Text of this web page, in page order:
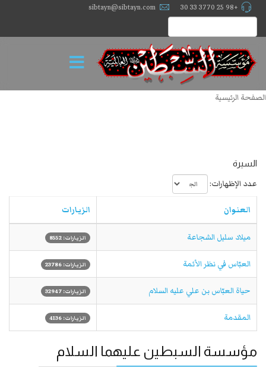
+98 25 3770 33 30
sibtayn@sibtayn.com
الصفحة الرئيسية
السيرة
عدد الإظهارات:
العنوان الزيارات
ميلاد سليل الشجاعة الزيارات: 8552
العبّاس في نظر الأئمة الزيارات: 23786
حياة العبّاس بن علي علیه السلام الزيارات: 32947
المقدمة الزيارات: 4136
مؤسسة السبطين عليهما السلام